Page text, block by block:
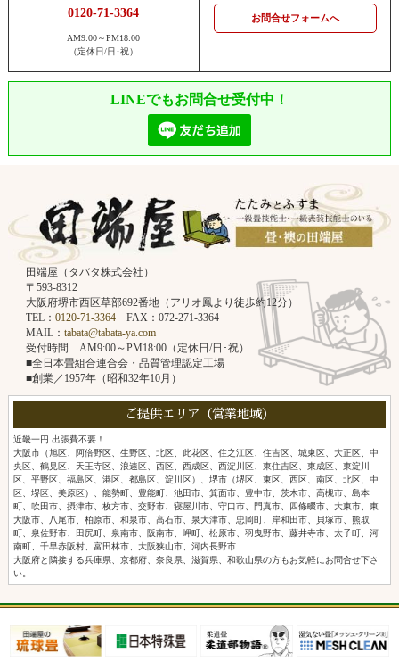
0120-71-3364
AM9:00～PM18:00
（定休日/日･祝）
お問合せフォームへ
LINEでもお問合せ受付中！
田端屋（タバタ株式会社）
〒593-8312
大阪府堺市西区草部692番地（アリオ鳳より徒歩約12分）
TEL： 0120-71-3364FAX：072-271-3364
MAIL： tabata@tabata-ya.com
受付時間 AM9:00～PM18:00（定休日/日･祝）
■全日本畳組合連合会・品質管理認定工場
■創業／1957年（昭和32年10月）
ご提供エリア（営業地域）
近畿一円 出張費不要！
大阪市（旭区、阿倍野区、生野区、北区、此花区、住之江区、住吉区、城東区、大正区、中
央区、鶴見区、天王寺区、浪速区、西区、西成区、西淀川区、東住吉区、東成区、東淀川
区、平野区、福島区、港区、都島区、淀川区）、堺市（堺区、東区、西区、南区、北区、中
区、堺区、美原区）、能勢町、豊能町、池田市、箕面市、豊中市、茨木市、高槻市、島本
町、吹田市、摂津市、枚方市、交野市、寝屋川市、守口市、門真市、四條畷市、大東市、東
大阪市、八尾市、柏原市、和泉市、高石市、泉大津市、忠岡町、岸和田市、貝塚市、熊取
町、泉佐野市、田尻町、泉南市、阪南市、岬町、松原市、羽曳野市、藤井寺市、太子町、河
南町、千早赤阪村、富田林市、大阪狭山市、河内長野市
大阪府と隣接する兵庫県、京都府、奈良県、滋賀県、和歌山県の方もお気軽にお問合せ下さ
い。